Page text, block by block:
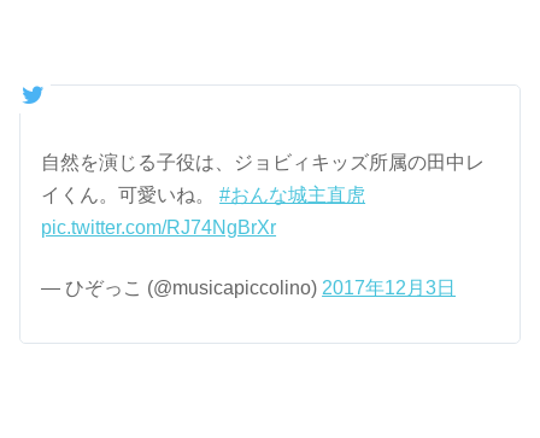
自然を演じる子役は、ジョビィキッズ所属の田中レ
イくん。可愛いね。#おんな城主直虎
pic.twitter.com/RJ74NgBrXr
— ひぞっこ (@musicapiccolino) 2017年12月3日